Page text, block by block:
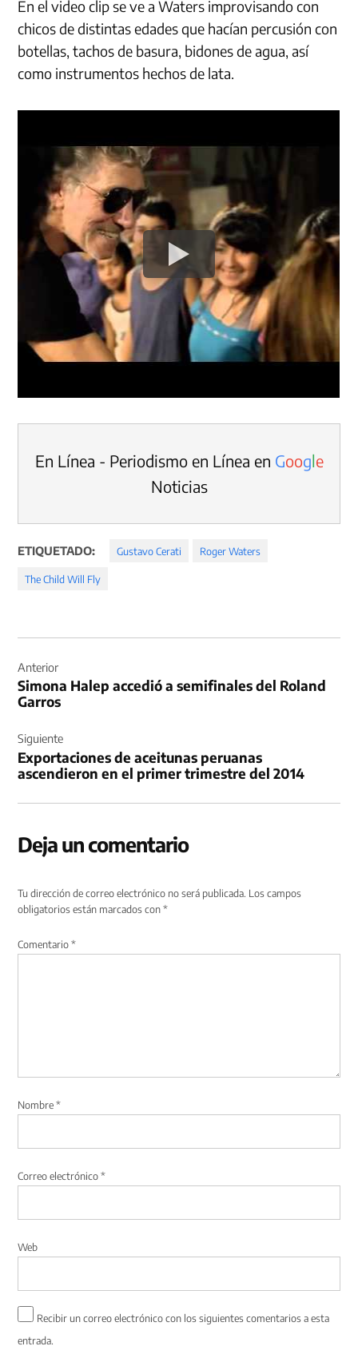
En el video clip se ve a Waters improvisando con
chicos de distintas edades que hacían percusión con
botellas, tachos de basura, bidones de agua, así
como instrumentos hechos de lata.
En Línea - Periodismo en Línea en Google
Noticias
ETIQUETADO: Gustavo Cerati Roger Waters
The Child Will Fly
de
entradas
Anterior
Simona Halep accedió a semifinales del Roland
Garros
Siguiente
Exportaciones de aceitunas peruanas
ascendieron en el primer trimestre del 2014
Deja un comentario
Tu dirección de correo electrónico no será publicada. Los campos
obligatorios están marcados con*
Comentario*
Nombre*
Correo electrónico*
Web
Recibir un correo electrónico con los siguientes comentarios a esta
entrada.